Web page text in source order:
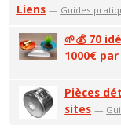
Liens — Guides
🌱💰 70
1000€
Pièces
sites —